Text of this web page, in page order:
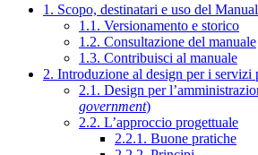
1. Scopo, destinatari e uso del
1.1. Versionamento e storico
1.2. Consultazione del manuale
1.3. Contribuisci al manuale
2. Introduzione al design per i
2.1. Design per
government)
2.2. L’approccio progettuale
2.2.1. Buone pratiche